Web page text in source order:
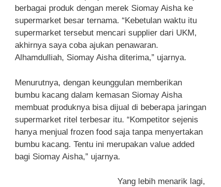
berbagai produk dengan merek Siomay Aisha ke
supermarket besar ternama. “Kebetulan waktu itu
supermarket tersebut mencari supplier dari UKM,
akhirnya saya coba ajukan penawaran.
Alhamdulliah, Siomay Aisha diterima,” ujarnya.
Menurutnya, dengan keunggulan memberikan
bumbu kacang dalam kemasan Siomay Aisha
membuat produknya bisa dijual di beberapa jaringan
supermarket ritel terbesar itu. “Kompetitor sejenis
hanya menjual frozen food saja tanpa menyertakan
bumbu kacang. Tentu ini merupakan value added
bagi Siomay Aisha,” ujarnya.
Yang lebih menarik lagi,